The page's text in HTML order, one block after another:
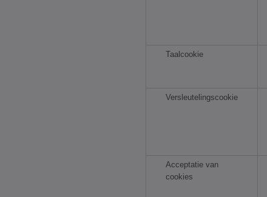
Taalcookie
Versleutelingscookie
Acceptatie van
cookies